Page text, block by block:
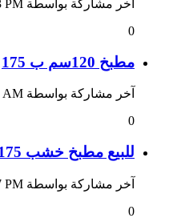
آخر مشاركة بواسطة PM
0
مطبخ 120سم ب 175
آخر مشاركة بواسطة AM
0
للبيع مطبخ خشب 175 جنيه وتكييف 950 جنيه
آخر مشاركة بواسطة PM
0